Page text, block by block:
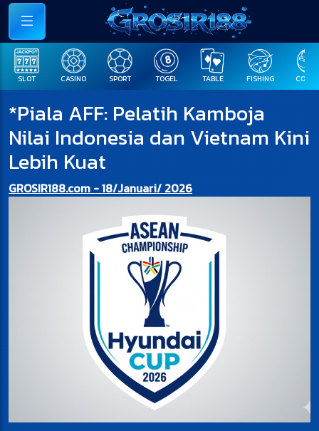
SLOT CASINO SPORT TOGEL TABLE FISHING COCK
*Piala AFF: Pelatih Kamboja
Nilai Indonesia dan Vietnam Kini
Lebih Kuat
GROSIR188.com - 18/Januari/ 2026